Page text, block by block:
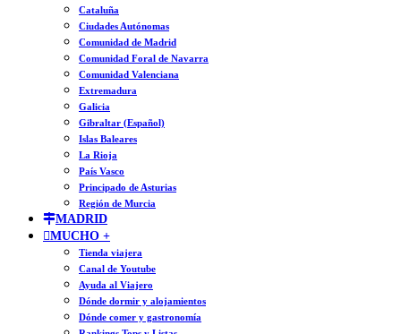
Cataluña
Ciudades Autónomas
Comunidad de Madrid
Comunidad Foral de Navarra
Comunidad Valenciana
Extremadura
Galicia
Gibraltar (Español)
Islas Baleares
La Rioja
País Vasco
Principado de Asturias
Región de Murcia
MADRID
MUCHO +
Tienda viajera
Canal de Youtube
Ayuda al Viajero
Dónde dormir y alojamientos
Dónde comer y gastronomía